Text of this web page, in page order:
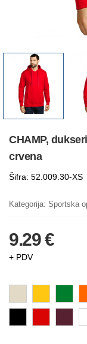
CHAMP,
crvena
Šifra: 52.009.30-XS
Kategorija: Sportska
9.29 €
+ PDV